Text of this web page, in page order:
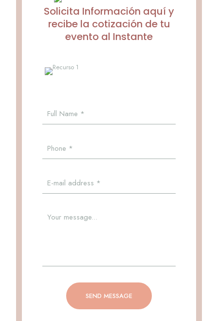
Solicita Información aquí y
recibe la cotización de tu
evento al Instante